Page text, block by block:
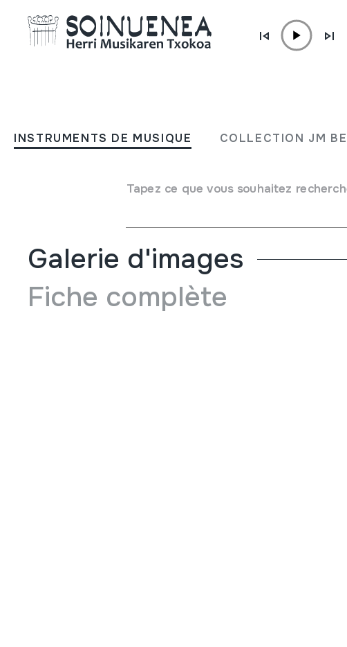
INSTRUMENTS DE MUSIQUE COLLECTION JM
Tapez ce que vous souhaitez
Anuario da Gaita 2024. Nº39
Bibliothèque
Galerie d'images
Fiche complète